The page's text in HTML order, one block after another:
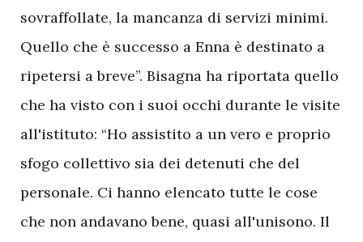
sovraffollate, la mancanza di servizi minimi.
Quello che è successo a Enna è destinato a
ripetersi a breve”. Bisagna ha riportata quello
che ha visto con i suoi occhi durante le visite
all'istituto: “Ho assistito a un vero e proprio
sfogo collettivo sia dei detenuti che del
personale. Ci hanno elencato tutte le cose
che non andavano bene, quasi all'unisono. Il